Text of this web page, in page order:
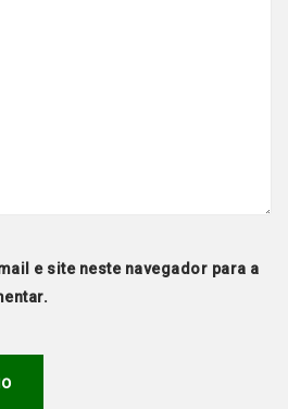
e site neste navegador para a